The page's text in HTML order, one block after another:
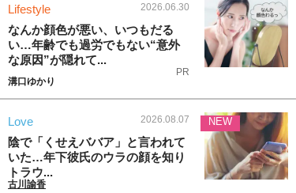
Lifestyle 2026.06.30
なんか顔色が悪い、いつもだる
い…年齢でも過労でもない“意外
な原因”が隠れて...
PR
溝口ゆかり
Love 2026.08.07
陰で「くせえババア」と言われて
いた…年下彼氏のウラの顔を知り
トラウ...
古川諭香
NEW